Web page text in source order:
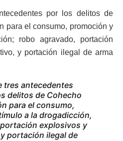
por los delitos de
para el consumo, promoción y
robo agravado, portación
y portación ilegal de arma
tres antecedentes
delitos de Cohecho
para el consumo,
a la drogadicción,
explosivos y
portación ilegal de